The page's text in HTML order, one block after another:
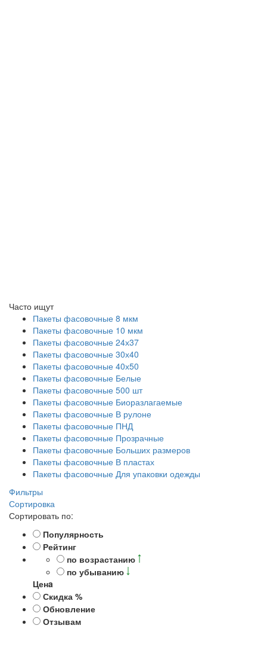
Часто ищут
Пакеты фасовочные 8 мкм
Пакеты фасовочные 10 мкм
Пакеты фасовочные 24х37
Пакеты фасовочные 30х40
Пакеты фасовочные 40х50
Пакеты фасовочные Белые
Пакеты фасовочные 500 шт
Пакеты фасовочные Биоразлагаемые
Пакеты фасовочные В рулоне
Пакеты фасовочные ПНД
Пакеты фасовочные Прозрачные
Пакеты фасовочные Больших размеров
Пакеты фасовочные В пластах
Пакеты фасовочные Для упаковки одежды
Фильтры
Сортировка
Сортировать по:
Популярность
Рейтинг
по возрастанию
по убыванию
Ценa
Скидка %
Обновление
Отзывам